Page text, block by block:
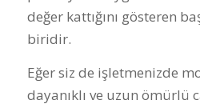
değer kattığını gösteren
biridir.
Eğer siz de işletmenizde
dayanıklı ve uzun ömürlü